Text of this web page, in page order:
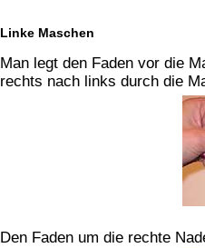
Linke Maschen
Man legt den Faden vor die
rechts nach links durch die
Den Faden um die rechte